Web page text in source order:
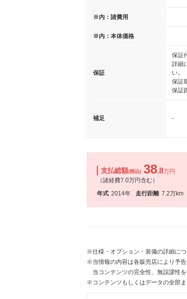
※内：諸費用
※内：本体価格
保証
保証
詳細
い。
保証
保証
補足 -
支払総額(税込) 38.8万円
（諸経費7.0万円含む）
年式 2014年 走行距離 7.2万km
※仕様・オプション・装備の詳細に
※当情報の内容は各販売店により予
当コンテンツの完全性、無誤謬性
※コンテンツもしくはデータの全部